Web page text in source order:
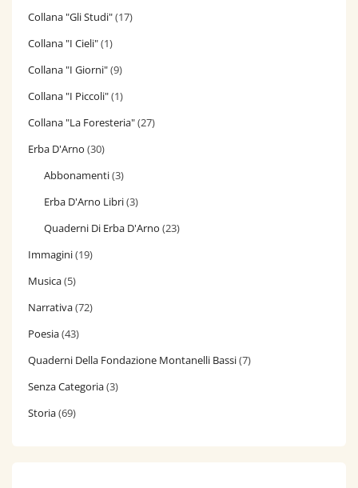
Collana "Gli Studi"(17)
Collana "I Cieli"(1)
Collana "I Giorni"(9)
Collana "I Piccoli"(1)
Collana "La Foresteria"(27)
Erba D'Arno (30)
Abbonamenti(3)
Erba D'Arno Libri(3)
Quaderni Di Erba D'Arno (23)
Immagini(19)
Musica(5)
Narrativa(72)
Poesia(43)
Quaderni Della Fondazione Montanelli Bassi(7)
Senza Categoria(3)
Storia(69)